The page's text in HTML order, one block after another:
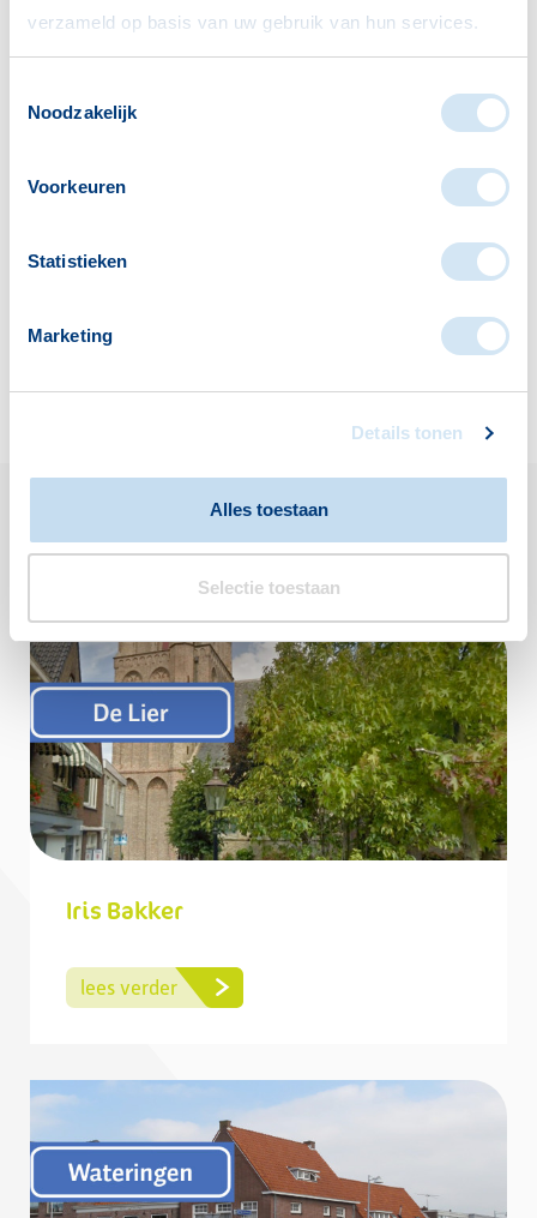
verzameld op basis van uw gebruik van hun services.
Noodzakelijk
Voorkeuren
Statistieken
Marketing
Details tonen
Alles toestaan
Selectie toestaan
Hoogendam-de
Honselersdijk/Poeldijk
welzijnsadviseurs@vitiswelzijn.nl
Ook interessant om te lezen
Iris Bakker
lees verder